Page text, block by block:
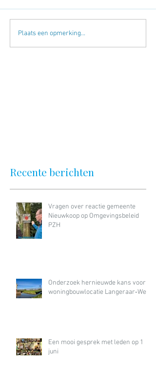
Plaats een opmerking...
Recente berichten
Vragen over reactie gemeente
Nieuwkoop op Omgevingsbeleid
PZH
Onderzoek hernieuwde kans voor
woningbouwlocatie Langeraar‑West
Een mooi gesprek met leden op 1
juni